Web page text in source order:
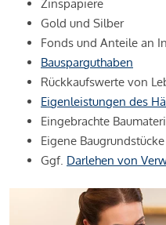
Zinspapiere
Gold und Silber
Fonds und Anteile an
Bausparguthaben
Rückkaufswerte von
Eigenleistungen des
Eingebrachte
Eigene Baugrundstücke
Ggf. Darlehen von